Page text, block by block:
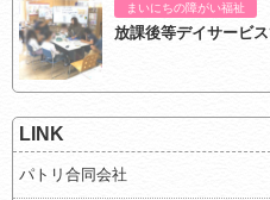
まいにちの障がい福祉
放課後等デイサービ
LINK
パトリ合同会社